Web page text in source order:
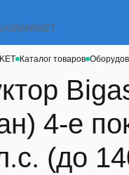
Каталог товаров
4-е
(до